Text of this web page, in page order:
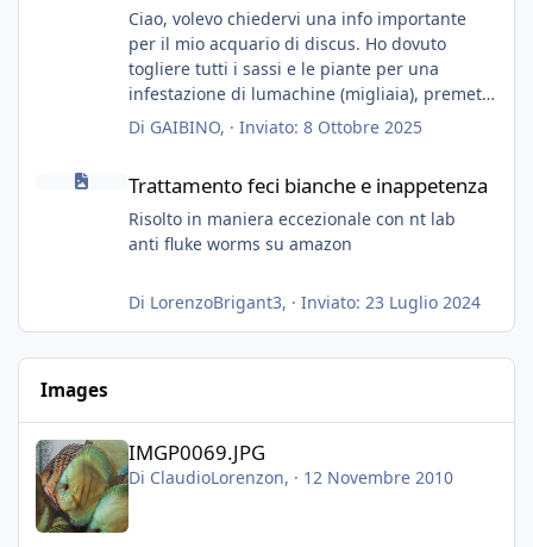
Ciao, volevo chiedervi una info importante
per il mio acquario di discus. Ho dovuto
togliere tutti i sassi e le piante per una
infestazione di lumachine (migliaia), premetto
che ho 3 discus, 8 coridoras, e una ventina di
cardinali, e tre pulitori in una vasca con 200
Ho già tolto migliaia di lumachine e non
esagero.
Ora vorrei togliere tutto il fondo che ho, scuro
che fatico a togliere senza rimuovere il fondo.
Vorrei quindi togliere tutto (il fondo dopo
nel caso sia troppo estrema dopo un fondo
color terra di siena bruciata).
Posso togliere il fondo magari piano piano, in
piu giorni, ed inserire la sabbia nuova (senza
nessun tipo di fretta), evitando di togliere i
Di GAIBINO, · Inviato: 8 Ottobre 2025
Trattamento feci bianche e inappetenza
Risolto in maniera eccezionale con nt lab
anti fluke worms su amazon
Di LorenzoBrigant3, · Inviato: 23 Luglio 2024
Images
IMGP0069.JPG
IMGP0069.JPG
Di ClaudioLorenzon, · 12 Novembre 2010